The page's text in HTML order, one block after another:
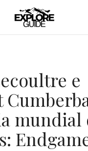
e
mundial